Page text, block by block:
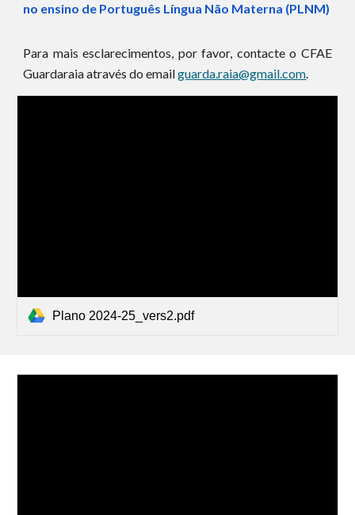
no ensino de Português Língua Não Materna (PLNM)
Para mais esclarecimentos, por favor, contacte o CFAE
Guardaraia através do emailguarda.raia@gmail.com.
Plano 2024-25_vers2.pdf